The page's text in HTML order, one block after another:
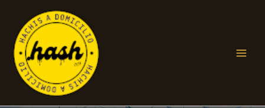
contenido